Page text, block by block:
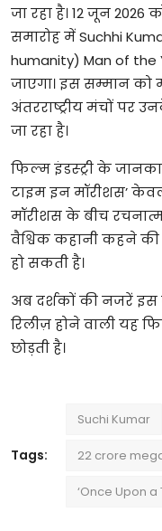
जारहाहै।12जून2026
समारोहमेंSuchhi
humanity) Man of the
जाएगा।इससम्मानको
अंतरराष्ट्रीयमंचोंपर
जारहाहै।
फिल्मइंडस्ट्रीके
टाइमइनमॉरीशस’
मॉरीशसकेबीच
वैश्विककहानीकहनेकी
होसकतीहै।
अबदर्शकोंकीनजरेंइस
रिलीज़होनेवालीयह
छोड़तीहै।
Tags:
Suchi Kumar
22 crore
‘Once Upon a